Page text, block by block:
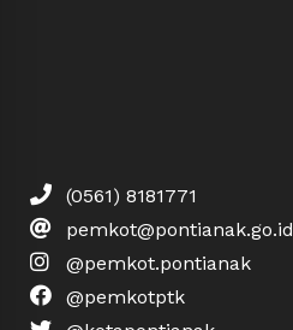
(0561) 8181771
pemkot@pontianak.go.id
@pemkot.pontianak
@pemkotptk